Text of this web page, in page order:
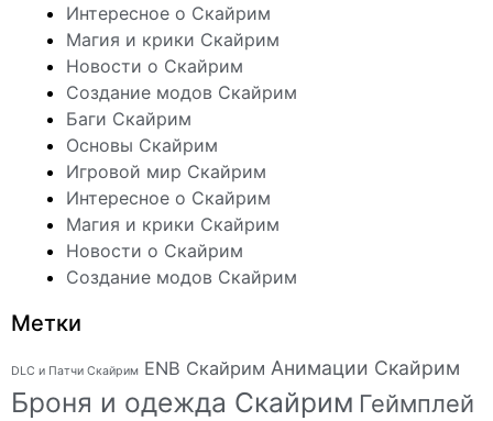
Интересное о Скайрим
Магия и крики Скайрим
Новости о Скайрим
Создание модов Скайрим
Баги Скайрим
Основы Скайрим
Игровой мир Скайрим
Интересное о Скайрим
Магия и крики Скайрим
Новости о Скайрим
Создание модов Скайрим
Метки
DLC и Патчи Скайрим ENB Скайрим Анимации Скайрим
Броня и одежда Скайрим Геймплей